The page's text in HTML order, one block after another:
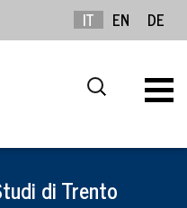
IT EN DE
di Trento